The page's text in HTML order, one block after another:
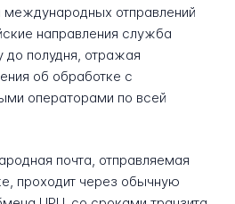
международных отправлений
направления служба
до полудня, отражая
об обработке с
операторами по всей
почта, отправляемая
проходит через обычную